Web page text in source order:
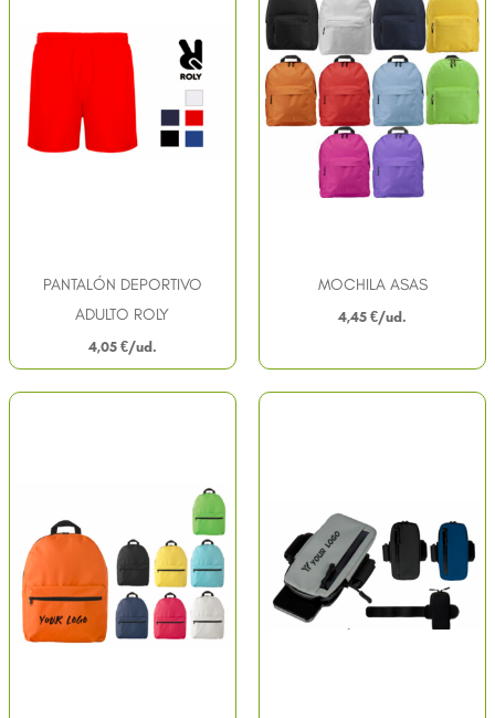
PANTALÓN DEPORTIVO
ADULTO ROLY
4,05 €
MOCHILA ASAS
4,45 €